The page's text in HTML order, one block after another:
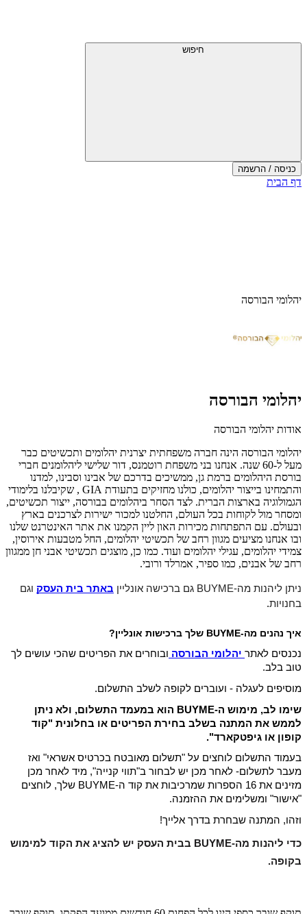
חיפוש
כניסה / הרשמה
דף הבית
יהלומי הבורסה
יהלומי הבורסה
אודות יהלומי הבורסה
יהלומי הבורסה הינה חברה משפחתית יצרנית יהלומים ותכשיטים כבר
מעל ל-60 שנה. אנחנו בני משפחת רוטמנס, דור שלישי ליהלומנים חברי
בורסת היהלומים ברמת גן, ממשיכים בדרכם של אבינו וסבינו, למדנו
והתמחינו בייצור יהלומים, כולנו מחזיקים בתעודת GIA , שקיבלנו בלימודי
הגמולוגיה בארצות הברית. לצד הסחר ביהלומים בבורסה, ייצור תכשיטים,
ומסחר מול לקוחות בכל העולם, החלטנו למכור ישירות לצרכנים בארץ
ובעולם. עם התפתחות מכירות האון ליין הקמנו את אתר האינטרנט שלנו
ובו אנחנו מציעים מגוון רחב של תכשיטי יהלומים, החל מטבעות אירוסין,
צמידי יהלומים, עגילי יהלומים ועוד. כמו כן, מוצגים תכשיטי אבני חן ממגוון
רחב של אבנים, כמו ספיר, אמרלד ורובי.
ניתן ליהנות מה-BUYME גם ברכישה אונליין באתר בית העסק וגם
בחנויות.
איך נהנים מה-BUYME שלך ברכישות אונליין?
נכנסים לאתר יהלומי הבורסה ובוחרים את הפריטים שהכי עושים לך
טוב בלב.
מוסיפים לעגלה - ועוברים לקופה לשלב התשלום.
שימו לב, מימוש ה-BUYME הוא במעמד התשלום, ולא ניתן
לממש את המתנה בשלב בחירת הפריטים או בחלונית "קוד
קופון או גיפטקארד".
בעמוד התשלום לוחצים על "תשלום מאובטח בכרטיס אשראי" ואז
מעבר לתשלום- לאחר מכן יש לבחור ב"תווי קנייה", מיד לאחר מכן
מזינים את 16 הספרות שמרכיבות את קוד ה-BUYME שלך, לוחצים
"אישור" ומשלימים את ההזמנה.
וזהו, המתנה שבחרת בדרך אלייך!
כדי ליהנות מה-BUYME בבית העסק יש להציג את הקוד למימוש
בקופה.